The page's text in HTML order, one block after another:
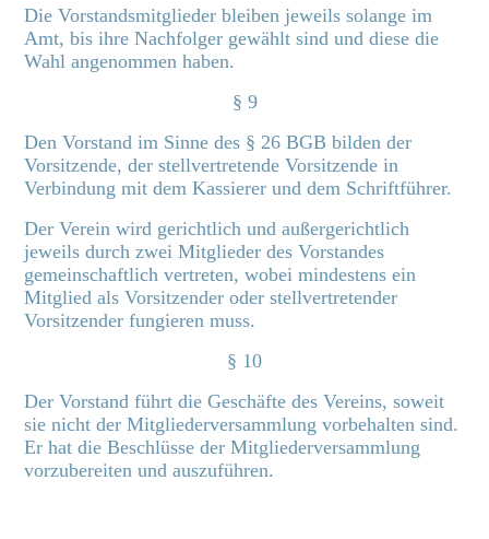
Die Vorstandsmitglieder bleiben jeweils solange im
Amt, bis ihre Nachfolger gewählt sind und diese die
Wahl angenommen haben.
§ 9
Den Vorstand im Sinne des § 26 BGB bilden der
Vorsitzende, der stellvertretende Vorsitzende in
Verbindung mit dem Kassierer und dem Schriftführer.
Der Verein wird gerichtlich und außergerichtlich
jeweils durch zwei Mitglieder des Vorstandes
gemeinschaftlich vertreten, wobei mindestens ein
Mitglied als Vorsitzender oder stellvertretender
Vorsitzender fungieren muss.
§ 10
Der Vorstand führt die Geschäfte des Vereins, soweit
sie nicht der Mitgliederversammlung vorbehalten sind.
Er hat die Beschlüsse der Mitgliederversammlung
vorzubereiten und auszuführen.